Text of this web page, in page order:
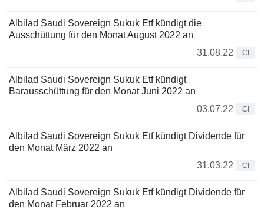
Albilad Saudi Sovereign Sukuk Etf kündigt die
Ausschüttung für den Monat August 2022 an
31.08.22
CI
Albilad Saudi Sovereign Sukuk Etf kündigt
Barausschüttung für den Monat Juni 2022 an
03.07.22
CI
Albilad Saudi Sovereign Sukuk Etf kündigt Dividende für
den Monat März 2022 an
31.03.22
CI
Albilad Saudi Sovereign Sukuk Etf kündigt Dividende für
den Monat Februar 2022 an